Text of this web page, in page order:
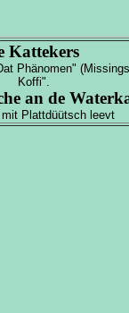
Kattekers
Phänomen"
Koffi".
an de
mit Plattdüütsch leevt